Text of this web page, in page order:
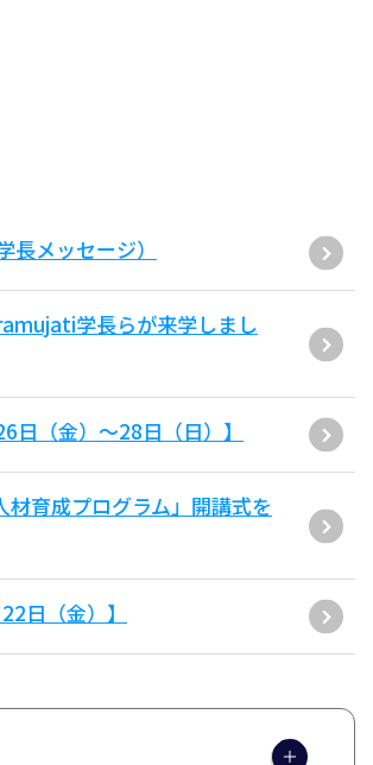
長メッセージ）
学長らが来学しまし
（金）～28日（日）】
育成プログラム」開講式を
日（金）】